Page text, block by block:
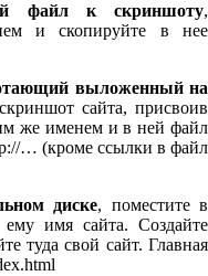
файл к скриншоту,
и скопируйте в нее
выложенный на
сайта, присвоив
же именем и в ней файл
… (кроме ссылки в файл
диске, поместите в
имя сайта. Создайте
туда свой сайт. Главная